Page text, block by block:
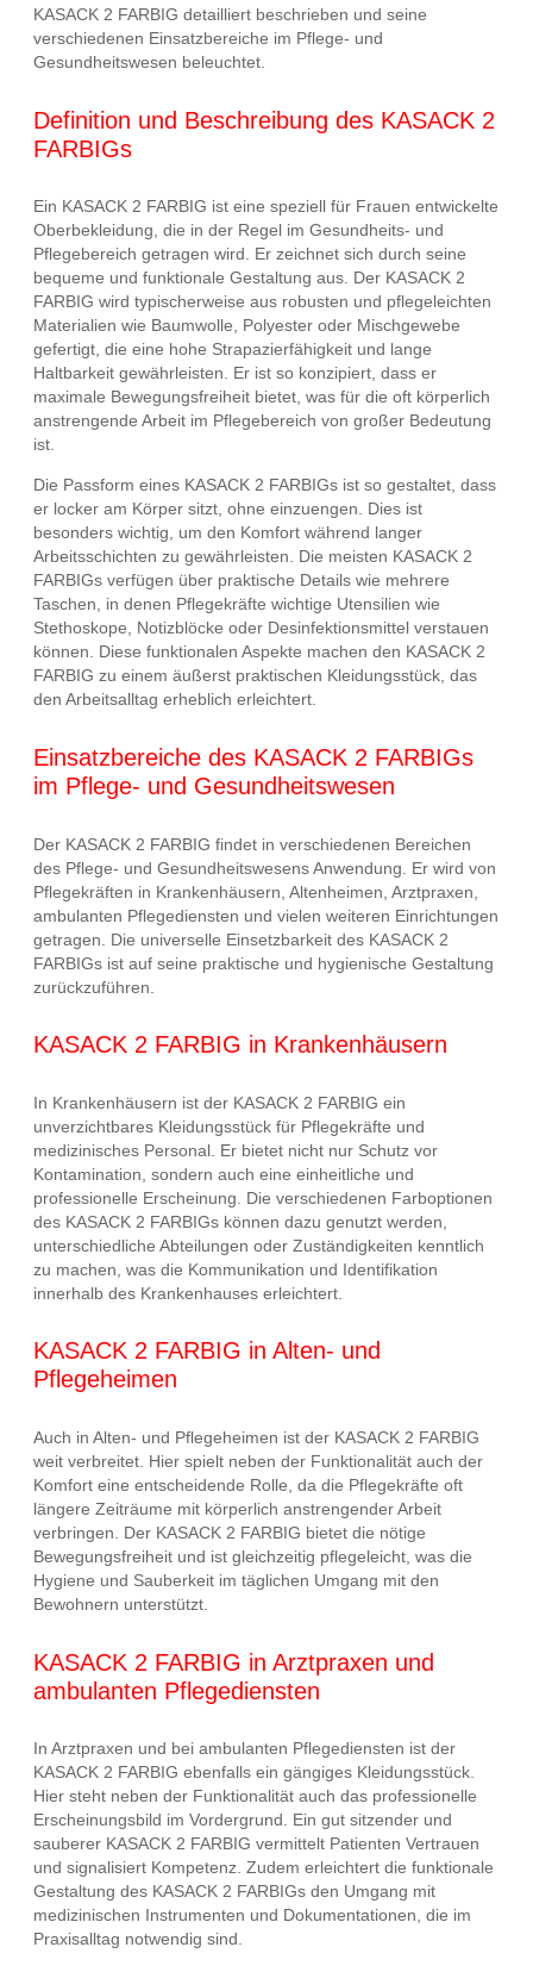
KASACK 2 FARBIG detailliert beschrieben und seine
verschiedenen Einsatzbereiche im Pflege- und
Gesundheitswesen beleuchtet.
Definition und Beschreibung des KASACK 2
FARBIGs
Ein KASACK 2 FARBIG ist eine speziell für Frauen entwickelte
Oberbekleidung, die in der Regel im Gesundheits- und
Pflegebereich getragen wird. Er zeichnet sich durch seine
bequeme und funktionale Gestaltung aus. Der KASACK 2
FARBIG wird typischerweise aus robusten und pflegeleichten
Materialien wie Baumwolle, Polyester oder Mischgewebe
gefertigt, die eine hohe Strapazierfähigkeit und lange
Haltbarkeit gewährleisten. Er ist so konzipiert, dass er
maximale Bewegungsfreiheit bietet, was für die oft körperlich
anstrengende Arbeit im Pflegebereich von großer Bedeutung
ist.
Die Passform eines KASACK 2 FARBIGs ist so gestaltet, dass
er locker am Körper sitzt, ohne einzuengen. Dies ist
besonders wichtig, um den Komfort während langer
Arbeitsschichten zu gewährleisten. Die meisten KASACK 2
FARBIGs verfügen über praktische Details wie mehrere
Taschen, in denen Pflegekräfte wichtige Utensilien wie
Stethoskope, Notizblöcke oder Desinfektionsmittel verstauen
können. Diese funktionalen Aspekte machen den KASACK 2
FARBIG zu einem äußerst praktischen Kleidungsstück, das
den Arbeitsalltag erheblich erleichtert.
Einsatzbereiche des KASACK 2 FARBIGs
im Pflege- und Gesundheitswesen
Der KASACK 2 FARBIG findet in verschiedenen Bereichen
des Pflege- und Gesundheitswesens Anwendung. Er wird von
Pflegekräften in Krankenhäusern, Altenheimen, Arztpraxen,
ambulanten Pflegediensten und vielen weiteren Einrichtungen
getragen. Die universelle Einsetzbarkeit des KASACK 2
FARBIGs ist auf seine praktische und hygienische Gestaltung
zurückzuführen.
KASACK 2 FARBIG in Krankenhäusern
In Krankenhäusern ist der KASACK 2 FARBIG ein
unverzichtbares Kleidungsstück für Pflegekräfte und
medizinisches Personal. Er bietet nicht nur Schutz vor
Kontamination, sondern auch eine einheitliche und
professionelle Erscheinung. Die verschiedenen Farboptionen
des KASACK 2 FARBIGs können dazu genutzt werden,
unterschiedliche Abteilungen oder Zuständigkeiten kenntlich
zu machen, was die Kommunikation und Identifikation
innerhalb des Krankenhauses erleichtert.
KASACK 2 FARBIG in Alten- und
Pflegeheimen
Auch in Alten- und Pflegeheimen ist der KASACK 2 FARBIG
weit verbreitet. Hier spielt neben der Funktionalität auch der
Komfort eine entscheidende Rolle, da die Pflegekräfte oft
längere Zeiträume mit körperlich anstrengender Arbeit
verbringen. Der KASACK 2 FARBIG bietet die nötige
Bewegungsfreiheit und ist gleichzeitig pflegeleicht, was die
Hygiene und Sauberkeit im täglichen Umgang mit den
Bewohnern unterstützt.
KASACK 2 FARBIG in Arztpraxen und
ambulanten Pflegediensten
In Arztpraxen und bei ambulanten Pflegediensten ist der
KASACK 2 FARBIG ebenfalls ein gängiges Kleidungsstück.
Hier steht neben der Funktionalität auch das professionelle
Erscheinungsbild im Vordergrund. Ein gut sitzender und
sauberer KASACK 2 FARBIG vermittelt Patienten Vertrauen
und signalisiert Kompetenz. Zudem erleichtert die funktionale
Gestaltung des KASACK 2 FARBIGs den Umgang mit
medizinischen Instrumenten und Dokumentationen, die im
Praxisalltag notwendig sind.